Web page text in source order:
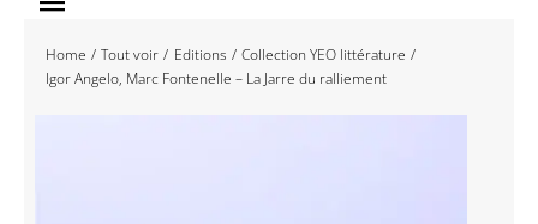
Toggle
Navigation
Accueil
Home Tout voir Editions
Collection YEO littérature
Igor Angelo, Marc Fontenelle – La Jarre du ralliement